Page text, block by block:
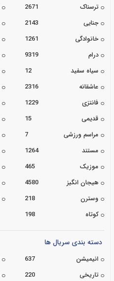
ترسناک
2671
جنایی
2143
خانوادگی
1261
درام
9319
سیاه سفید
12
عاشقانه
2316
فانتزی
1229
قدیمی
15
مراسم ورزشی
7
مستند
1264
موزیک
465
هیجان انگیز
4580
وسترن
218
کوتاه
198
دسته بندی سریال ها
انیمیشن 637
تاریخی
220